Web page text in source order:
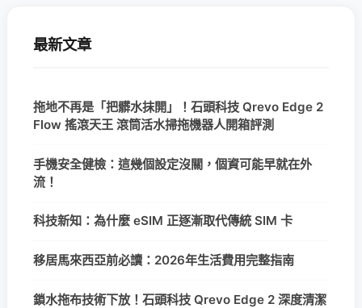
最新文章
拖地不再是「把髒水抹開」！石頭科技 Qrevo Edge 2
Flow 搖滾天王 滾筒活水掃拖機器人開箱評測
手機安全健檢：這幾個設定沒關，個資可能早就在外
流！
科技新知：為什麼 eSIM 正逐漸取代傳統 SIM 卡
移居馬來西亞前必讀：2026年生活費用完整指南
鎖水拖布技術下放！石頭科技 Qrevo Edge 2 深度清潔